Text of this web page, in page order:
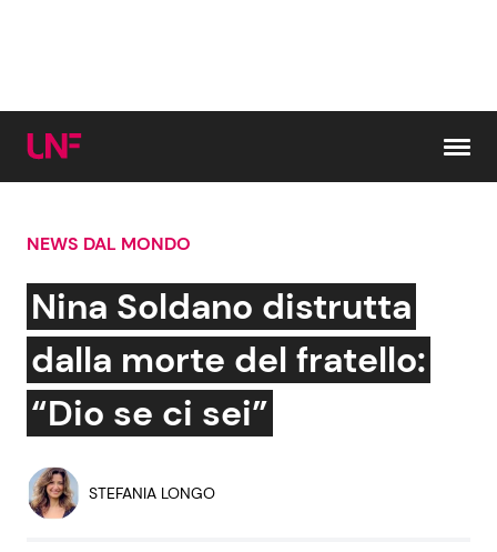
Cerca:
News e Cronaca
Attualità Italiana
Economia
Gossip e TV
Bellezze VIP
NEWS DAL MONDO
Nina Soldano distrutta
dalla morte del fratello:
“Dio se ci sei”
STEFANIA LONGO